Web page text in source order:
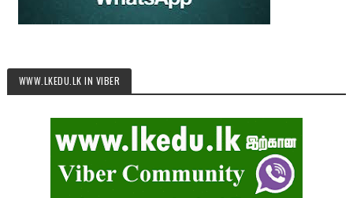
WWW.LKEDU.LK IN VIBER